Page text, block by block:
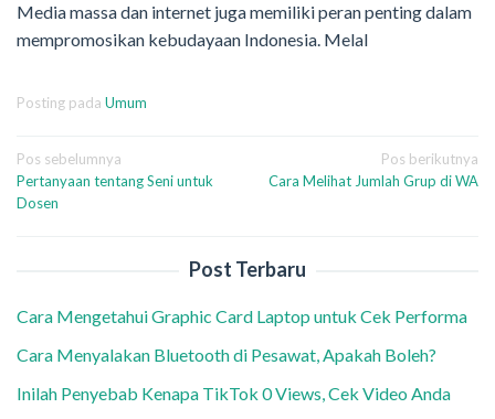
Media massa dan internet juga memiliki peran penting dalam
mempromosikan kebudayaan Indonesia. Melal
Posting pada Umum
Navigasi
pos
Pos sebelumnya
Pertanyaan tentang Seni untuk
Dosen
Pos berikutnya
Cara Melihat Jumlah Grup di WA
Post Terbaru
Cara Mengetahui Graphic Card Laptop untuk Cek Performa
Cara Menyalakan Bluetooth di Pesawat, Apakah Boleh?
Inilah Penyebab Kenapa TikTok 0 Views, Cek Video Anda